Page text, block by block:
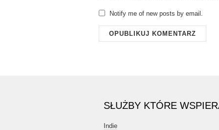
Notify me of new posts by email.
SŁUŻBY KTÓRE
Indie